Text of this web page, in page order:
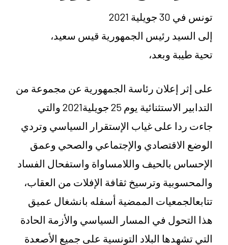
تونس في 30 جويلية 2021
إلى السيد رئيس الجمهورية قيس سعيد،
تحية طيبة وبعد،
على إثر إعلان رئاسة الجمهورية عن مجموعة من
التدابير الاستثنائية يوم 25 جويلية2021 والتي
جاءت ردا على غياب الإستقرار السياسي وتردي
الوضع الاقتصادي والإجتماعي والصحي وعمق
الإحساس بالحيف واللامساواة واستفحال الفساد
والمحسوبية وترسيخ ثقافة الإفلات من العقاب،
تتابعالجمعيات الممضية أسفله بانشغال عميق
هذا التحول في المسار السياسي والأزمة الحادة
التي تشهدها البلاد التونسية على جميع الأصعدة